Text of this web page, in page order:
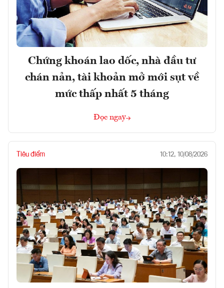
Chứng khoán lao dốc, nhà đầu tư
chán nản, tài khoản mở mới sụt về
mức thấp nhất 5 tháng
Đọc ngay
Tiêu điểm 10:12, 10/08/2026